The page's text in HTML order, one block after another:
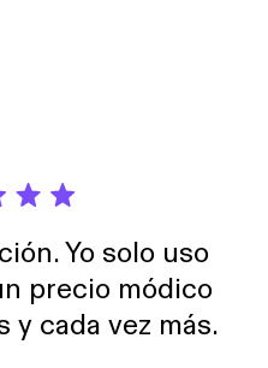
force in May
Centre
Yo solo uso
precio módico
y cada vez más.